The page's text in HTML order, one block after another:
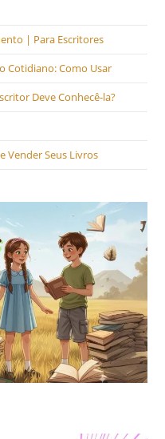
| Para Escritores
Cotidiano: Como Usar
Deve Conhecê-la?
Vender Seus Livros